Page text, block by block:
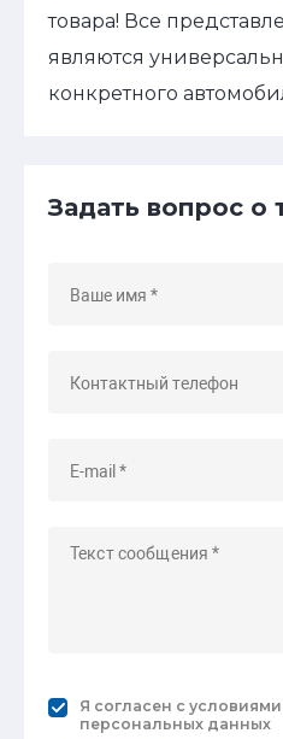
товара! Все
являются
конкретного
Задать вопрос о
Я согласен с
персональных данных